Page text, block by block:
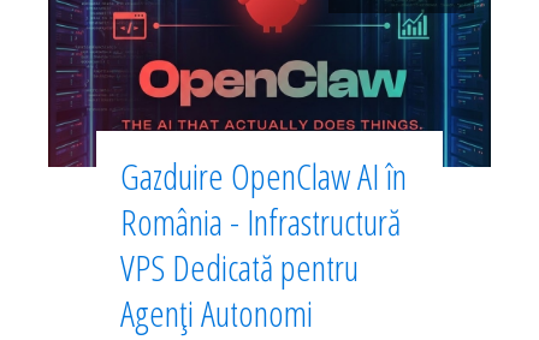
Gazduire OpenClaw AI în
România - Infrastructură
VPS Dedicată pentru
Agenți Autonomi